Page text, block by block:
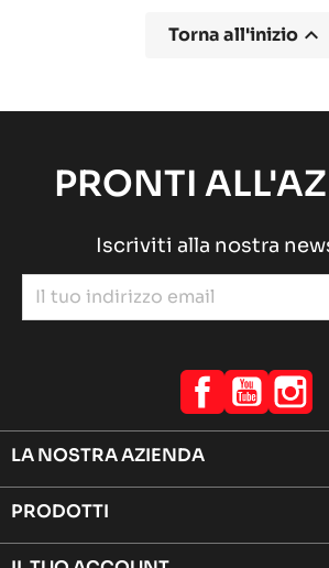
Torna all'inizio 
PRONTI
Iscriviti alla nostra
Facebook
LA NOSTRA AZIENDA
PRODOTTI